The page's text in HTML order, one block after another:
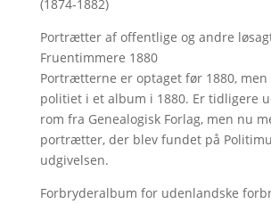
(1874-1882)
Portrætter af offentlige og andre
Fruentimmere 1880
Portrætterne er optaget før 1880, men
politiet i et album i 1880. Er tidligere
rom fra Genealogisk Forlag, men nu
portrætter, der blev fundet på
udgivelsen.
Forbryderalbum for udenlandske